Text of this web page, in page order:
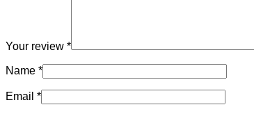
Your review *
Name *
Email *